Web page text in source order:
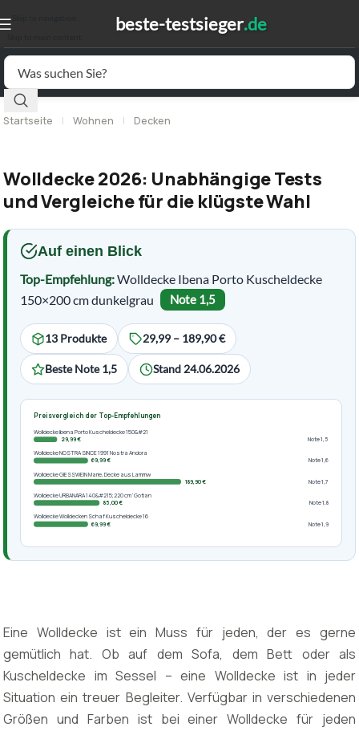
Startseite | Wohnen | Decken
Wolldecke 2026: Unabhängige Tests
und Vergleiche für die klügste Wahl
Auf einen Blick
Top-Empfehlung:Wolldecke Ibena Porto Kuscheldecke
150×200 cm dunkelgrau
Note 1,5
13 Produkte 29,99 – 189,90 €
Beste Note 1,5 Stand 24.06.2026
Preisvergleich der Top-Empfehlungen
Wolldecke Ibena Porto Kuscheldecke 150&#21
29,99 €
Note 1,5
Wolldecke NOSTRA SINCE 1991 Nostra Andora
69,99 €
Note 1,6
Wolldecke GIESSWEIN Marie, Decke aus Lammw
189,90 €
Note 1,7
Wolldecke URBANARA 140&#215;220 cm ‘Gotlan
85,00 €
Note 1,8
Wolldecke Wolldecken Schaf Kuscheldecke 16
69,99 €
Note 1,9
Eine Wolldecke ist ein Muss für jeden, der es gerne
gemütlich hat. Ob auf dem Sofa, dem Bett oder als
Kuscheldecke im Sessel – eine Wolldecke ist in jeder
Situation ein treuer Begleiter. Verfügbar in verschiedenen
Größen und Farben ist bei einer Wolldecke für jeden